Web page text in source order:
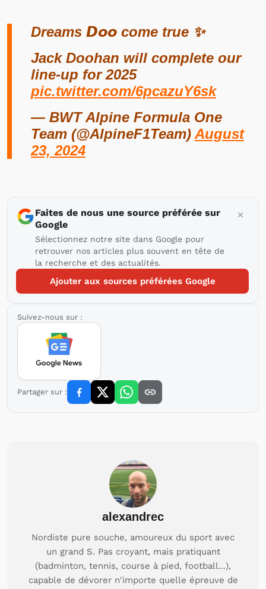
Dreams 𝘿𝙤𝙤 come true ✨
Jack Doohan will complete our
line-up for 2025
pic.twitter.com/6pcazuY6sk
— BWT Alpine Formula One
Team (@AlpineF1Team) August
23, 2024
Faites de nous une source préférée sur
Google
Sélectionnez notre site dans Google pour
retrouver nos articles plus souvent en tête de
la recherche et des actualités.
Ajouter aux sources préférées Google
Suivez-nous sur :
Partager sur :
alexandrec
Nordiste pure souche, amoureux du sport avec
un grand S. Pas croyant, mais pratiquant
(badminton, tennis, course à pied, football...),
capable de dévorer n'importe quelle épreuve de